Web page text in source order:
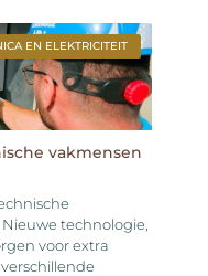
EN ELEKTRICITEIT
vakmensen
technologie,
voor extra